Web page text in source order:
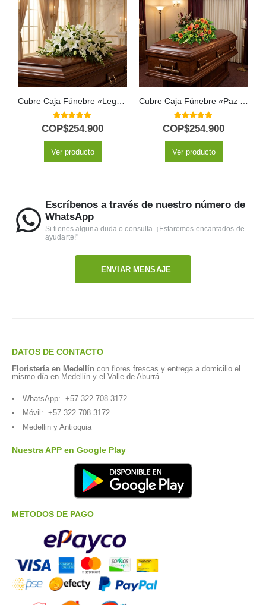
Cubre Caja Fúnebre «Legado de José» con Rosas Blancas 🕊️
5.00out of 5
COP$254.900
Ver producto
Cubre Caja Fúnebre «Paz Eterna» para el Último Adiós a Jair 🕊️
5.00out of 5
COP$254.900
Ver producto
Escríbenos a través de nuestro número de
WhatsApp
Si tienes alguna duda o consulta. ¡Estaremos encantados de
ayudarte!"
ENVIAR MENSAJE
DATOS DE CONTACTO
Floristería en Medellín con flores frescas y entrega a domicilio el
mismo día en Medellín y el Valle de Aburrá.
WhatsApp: +57 322 708 3172
Móvil: +57 322 708 3172
Medellin y Antioquia
Nuestra APP en Google Play
METODOS DE PAGO